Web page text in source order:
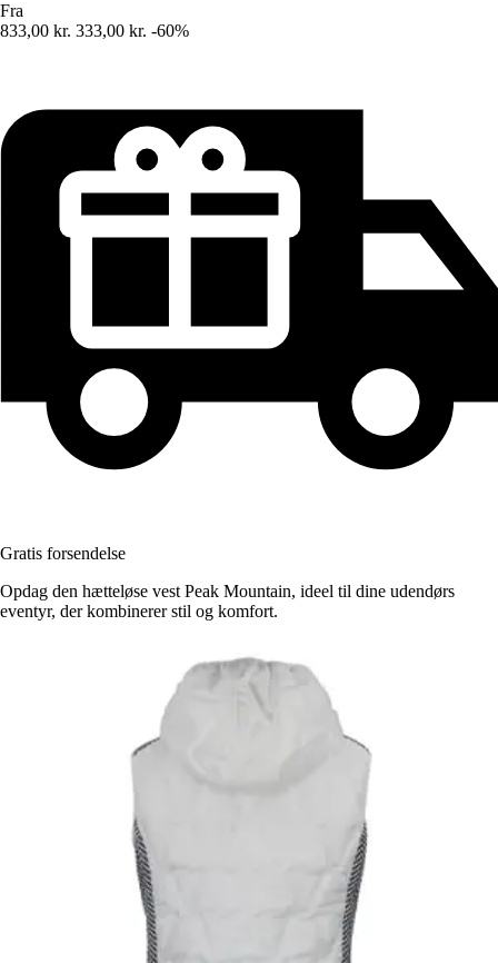
Fra
833,00 kr. 333,00 kr. -60%
Gratis forsendelse
Opdag den hætteløse vest Peak Mountain, ideel til dine udendørs
eventyr, der kombinerer stil og komfort.